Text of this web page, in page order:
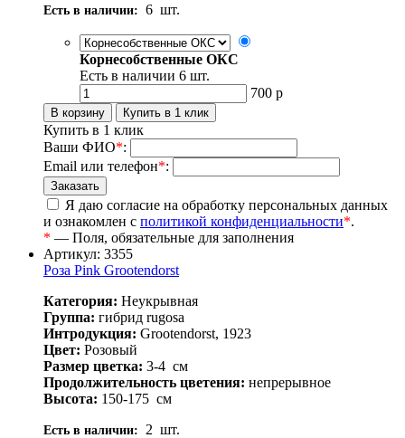
Есть в наличии: 6 шт.
Корнесобственные ОКС
Есть в наличии 6 шт.
700 р
Купить в 1 клик
Ваши ФИО*:
Email или телефон*:
Я даю согласие на обработку персональных данных
и ознакомлен с политикой конфиденциальности*.
* — Поля, обязательные для заполнения
Артикул: 3355
Роза Pink Grootendorst
Категория: Неукрывная
Группа: гибрид rugosa
Интродукция: Grootendorst, 1923
Цвет: Розовый
Размер цветка: 3-4 см
Продолжительность цветения: непрерывное
Высота: 150-175 см
Есть в наличии: 2 шт.